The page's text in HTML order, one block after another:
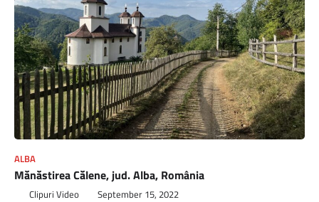
ALBA
Mănăstirea Călene, jud. Alba, România
Clipuri Video September 15, 2022